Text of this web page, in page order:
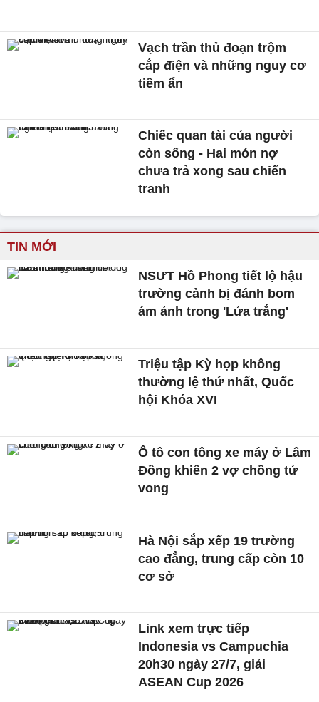
Vạch trần thủ đoạn trộm
cắp điện và những nguy cơ
tiềm ẩn
Chiếc quan tài của người
còn sống - Hai món nợ
chưa trả xong sau chiến
tranh
TIN MỚI
NSƯT Hồ Phong tiết lộ hậu
trường cảnh bị đánh bom
ám ảnh trong 'Lửa trắng'
Triệu tập Kỳ họp không
thường lệ thứ nhất, Quốc
hội Khóa XVI
Ô tô con tông xe máy ở Lâm
Đồng khiến 2 vợ chồng tử
vong
Hà Nội sắp xếp 19 trường
cao đẳng, trung cấp còn 10
cơ sở
Link xem trực tiếp
Indonesia vs Campuchia
20h30 ngày 27/7, giải
ASEAN Cup 2026